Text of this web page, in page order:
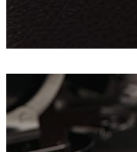
Tonic CGI プロダクトデザイン